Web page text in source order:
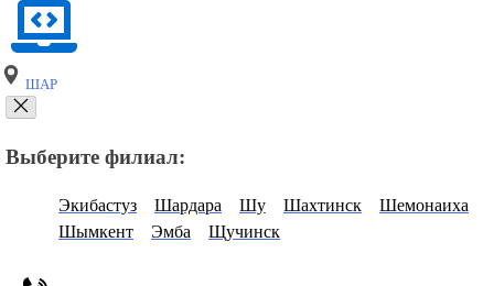
ШАР
Выберите филиал:
Экибастуз Шардара Шу Шахтинск
Шемонаиха
Шымкент
Эмба Щучинск